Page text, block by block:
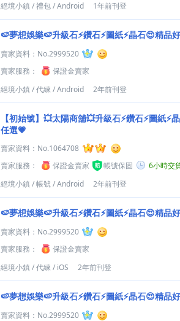
絕境小鎮 /禮包/Android 1年前刊登
🍉夢想娛樂🍉升級石⚡鑽石⚡圖紙⚡晶石😍精品
賣家資料： No.2999520
賣家服務：
保證金賣家
絕境小鎮 /代練 /Android 2年前刊登
【初始號】💥太陽商舖💥升級石⚡鑽石⚡圖紙⚡
任選💗
賣家資料： No.1064708
賣家服務：
保證金賣家 帳號保固
6小時交
絕境小鎮 /帳號/Android 2年前刊登
🍉夢想娛樂🍉升級石⚡鑽石⚡圖紙⚡晶石😍精品
賣家資料： No.2999520
賣家服務：
保證金賣家
絕境小鎮 /代練 / iOS 2年前刊登
🍉夢想娛樂🍉升級石⚡鑽石⚡圖紙⚡晶石😍精品
賣家資料： No.2999520